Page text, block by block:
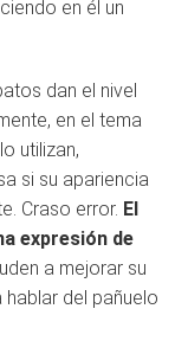
en él un
dan el nivel
en el tema
utilizan,
si su apariencia
Craso error. El
expresión de
a mejorar su
del pañuelo